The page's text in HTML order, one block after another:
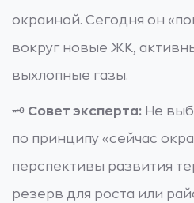
окраиной. Сегодня он
вокруг новые ЖК,
выхлопные газы.
🗝️ Совет эксперта: Не
по принципу «сейчас
перспективы развития
резерв для роста или